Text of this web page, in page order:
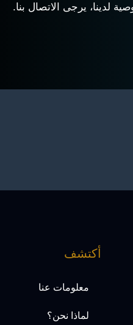
لدينا، يرجى الاتصال بنا.
أكتشف
معلومات عنا
لماذا نحن؟